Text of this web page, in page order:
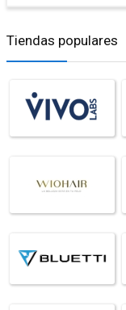
Tiendas populares